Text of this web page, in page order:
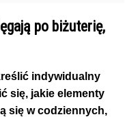
po biżuterię,
indywidualny
się, jakie elementy
się w codziennych,